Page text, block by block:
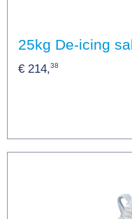
25kg De-icing
€ 214,38